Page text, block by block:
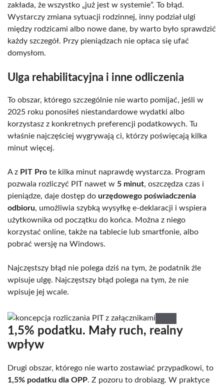
zakłada, że wszystko „już jest w systemie”. To błąd.
Wystarczy zmiana sytuacji rodzinnej, inny podział ulgi
między rodzicami albo nowe dane, by warto było sprawdzić
każdy szczegół. Przy pieniądzach nie opłaca się ufać
domysłom.
Ulga rehabilitacyjna i inne odliczenia
To obszar, którego szczególnie nie warto pomijać, jeśli w
2025 roku ponosiłeś niestandardowe wydatki albo
korzystasz z konkretnych preferencji podatkowych. Tu
właśnie najczęściej wygrywają ci, którzy poświęcają kilka
minut więcej.
A z PIT Pro te kilka minut naprawdę wystarcza. Program
pozwala rozliczyć PIT nawet w 5 minut, oszczędza czas i
pieniądze, daje dostęp do urzędowego poświadczenia
odbioru, umożliwia szybką wysyłkę e-deklaracji i wspiera
użytkownika od początku do końca. Można z niego
korzystać online, także na tablecie lub smartfonie, albo
pobrać wersję na Windows.
Najczęstszy błąd nie polega dziś na tym, że podatnik źle
wpisuje ulgę. Najczęstszy błąd polega na tym, że nie
wpisuje jej wcale.
1,5% podatku. Mały ruch, realny
wpływ
Drugi obszar, którego nie warto zostawiać przypadkowi, to
1,5% podatku dla OPP. Z pozoru to drobiazg. W praktyce